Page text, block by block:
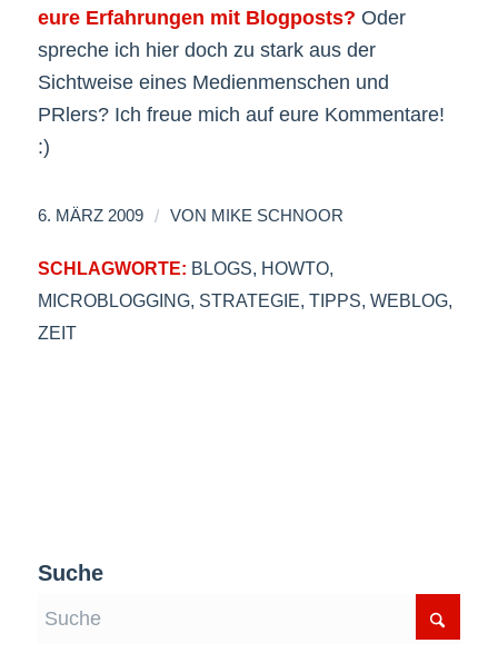
eure Erfahrungen mit Blogposts? Oder
spreche ich hier doch zu stark aus der
Sichtweise eines Medienmenschen und
PRlers? Ich freue mich auf eure Kommentare!
:)
6. MÄRZ 2009 / VON MIKE SCHNOOR
SCHLAGWORTE: BLOGS, HOWTO,
MICROBLOGGING, STRATEGIE, TIPPS, WEBLOG,
ZEIT
Suche